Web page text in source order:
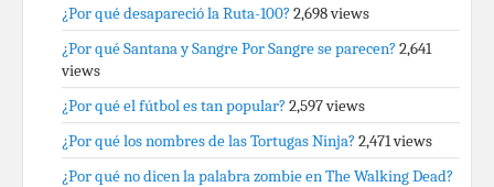
¿Por qué desapareció la Ruta-100? 2,698 views
¿Por qué Santana y Sangre Por Sangre se parecen? 2,641
views
¿Por qué el fútbol es tan popular? 2,597 views
¿Por qué los nombres de las Tortugas Ninja? 2,471 views
¿Por qué no dicen la palabra zombie en The Walking Dead?